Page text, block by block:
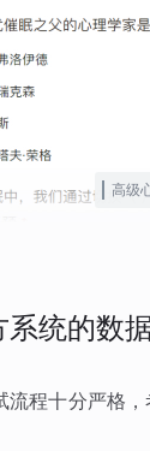
高级
统的数
程十分严格